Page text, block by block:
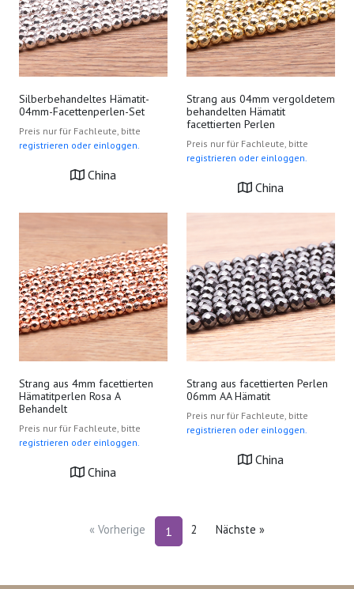
Silberbehandeltes Hämatit-
04mm-Facettenperlen-Set
Preis nur für Fachleute, bitte
registrieren oder einloggen.
China
Strang aus 04mm vergoldetem
behandelten Hämatit
facettierten Perlen
Preis nur für Fachleute, bitte
registrieren oder einloggen.
China
Strang aus 4mm facettierten
Hämatitperlen Rosa A
Behandelt
Preis nur für Fachleute, bitte
registrieren oder einloggen.
China
Strang aus facettierten Perlen
06mm AA Hämatit
Preis nur für Fachleute, bitte
registrieren oder einloggen.
China
« Vorherige 1 2 Nächste »